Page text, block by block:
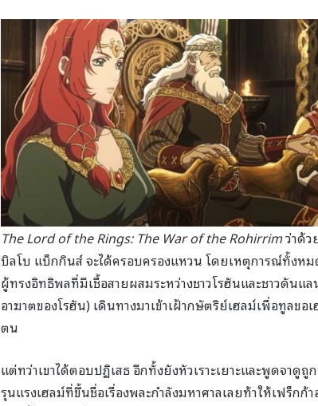
The Lord of the Rings: The War of the Rohirrimว่าด้ว
บิลโบ แบ็กกินส์ จะได้ครอบครองแหวนโดยเหตุการณ์ทั้งหม
ผู้ทรงอิทธิพลที่มีเชื้อสายผสมระหว่างชาวโรฮันและชาวดันแ
อาฆาตของโรฮัน) เดินทางมาเข้าเฝ้ากษัตริย์เฮลม์เพื่อทูลขอ
ตน
แต่ทว่าเขาได้ตอบปฏิเสธ อีกทั้งยังหัวเราะเยาะและพูดจาดู
รุนแรงเฮลม์ที่ขึ้นชื่อเรื่องพละกำลังมหาศาลเลยท้าให้เฟร็กก้